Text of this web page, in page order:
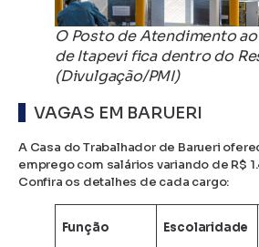
O Posto de Atendimento
de Itapevi fica dentro do
(Divulgação/PMI)
VAGAS EM BARUERI
A Casa do Trabalhador de Barueri
emprego com salários variando de R$
Confira os detalhes de cada cargo:
Função Escolaridade